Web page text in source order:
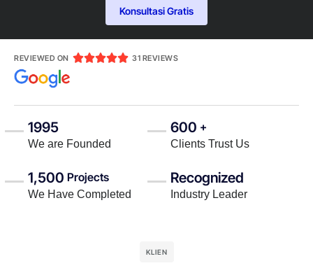
Konsultasi Gratis
REVIEWED ON  31 REVIEWS
1995
We are Founded
600 +
Clients Trust Us
1,500 Projects
We Have Completed
Recognized
Industry Leader
KLIEN